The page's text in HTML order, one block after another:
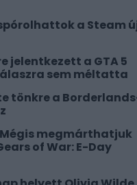
a Steam
jelentkezett a GTA 5
sem méltatta
tönkre a
megmárthatjuk
of War: E-Day